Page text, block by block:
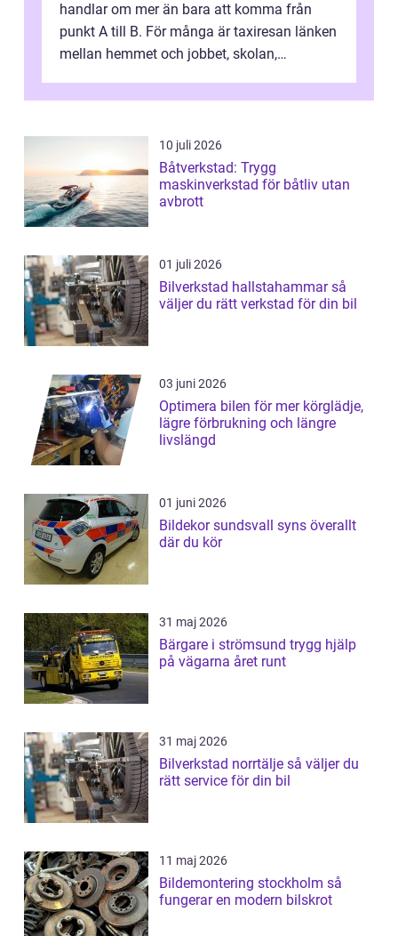
handlar om mer än bara att komma från
punkt A till B. För många är taxiresan länken
mellan hemmet och jobbet, skolan,
10 juli 2026
Båtverkstad: Trygg
maskinverkstad för båtliv utan
avbrott
01 juli 2026
Bilverkstad hallstahammar så
väljer du rätt verkstad för din bil
03 juni 2026
Optimera bilen för mer körglädje,
lägre förbrukning och längre
livslängd
01 juni 2026
Bildekor sundsvall syns överallt
där du kör
31 maj 2026
Bärgare i strömsund trygg hjälp
på vägarna året runt
31 maj 2026
Bilverkstad norrtälje så väljer du
rätt service för din bil
11 maj 2026
Bildemontering stockholm så
fungerar en modern bilskrot